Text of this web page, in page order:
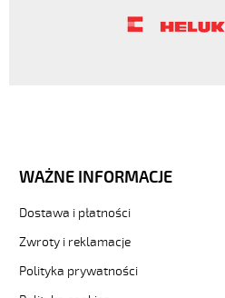
WAŻNE INFORMACJE
Dostawa i płatności
Zwroty i reklamacje
Polityka prywatności